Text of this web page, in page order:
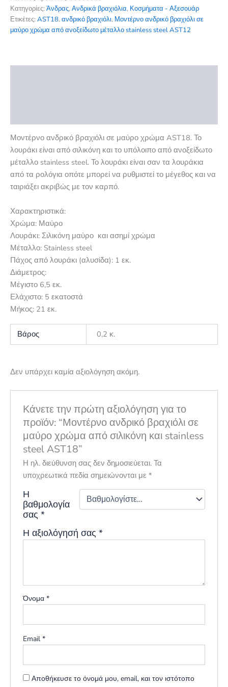
μαύρο
χρώμα
από
σιλικόνη
steel
Κατηγορίες: Άνδρας, Ανδρικά βραχιόλια, Κοσμήματα - Αξεσουάρ
Ετικέτες: AST18, ανδρικό βραχιόλι, Μοντέρνο ανδρικό βραχιόλι σε
μαύρο χρώμα από ανοξείδωτο μέταλλο stainless steel AST12
Μοντέρνο ανδρικό βραχιόλι σε μαύρο χρώμα AST18. Το
λουράκι είναι από σιλικόνη και το υπόλοιπο από ανοξείδωτο
μέταλλο stainless steel. Το λουράκι είναι σαν τα λουράκια
από τα ρολόγια οπότε μπορεί να ρυθμιστεί το μέγεθος και να
ταιριάξει ακριβώς με τον καρπό.
Χαρακτηριστικά:
Χρώμα: Μαύρο
Λουράκι: Σιλικόνη μαύρο και ασημί χρώμα
Μέταλλο: Stainless steel
Πάχος από λουράκι (αλυσίδα): 1 εκ.
Διάμετρος:
Μέγιστο 6,5 εκ.
Ελάχιστο: 5 εκατοστά
Μήκος: 21 εκ.
Βάρος 0,2 κ.
Δεν υπάρχει καμία αξιολόγηση ακόμη.
Κάνετε την πρώτη αξιολόγηση για το
προϊόν: “Μοντέρνο ανδρικό βραχιόλι σε
μαύρο χρώμα από σιλικόνη και stainless
steel AST18”
Η ηλ. διεύθυνση σας δεν δημοσιεύεται. Τα
υποχρεωτικά πεδία σημειώνονται με*
Η
βαθμολογία
σας*
Η αξιολόγησή σας*
Όνομα*
Email*
Αποθήκευσε το όνομά μου, email, και τον ιστότοπο